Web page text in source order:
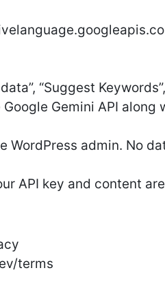
“Suggest
Gemini API along
admin. No
API key and content
terms